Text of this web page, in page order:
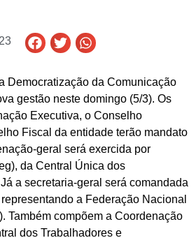
Democratização da Comunicação
gestão neste domingo (5/3). Os
Executiva, o Conselho
Fiscal da entidade terão mandato
geral será exercida por
da Central Única dos
a secretaria-geral será comandada
a Federação Nacional
Também compõem a Coordenação
dos Trabalhadores e